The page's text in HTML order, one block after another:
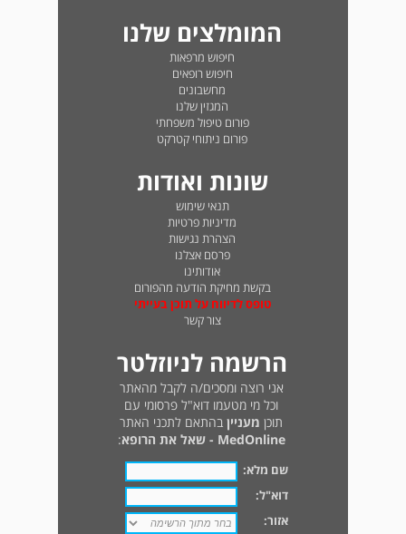
המומלצים שלנו
חיפוש מרפאות
חיפוש רופאים
מחשבונים
המגזין שלנו
פורום טיפול משפחתי
פורום ניתוחי קטרקט
שונות ואודות
תנאי שימוש
מדיניות פרטיות
הצהרת נגישות
פרסם אצלנו
אודותינו
בקשת מחיקת הודעה מהפורום
טופס לדיווח על תוכן בעייתי
צור קשר
הרשמה לניוזלטר
אני רוצה ומסכים/ה לקבל מהאתר
וכל מי מטעמו דוא"ל פרסומי עם
תוכן מעניין בהתאם לתכני האתר
MedOnline - שאל את הרופא
:
שם מלא:
דוא"ל:
אזור: